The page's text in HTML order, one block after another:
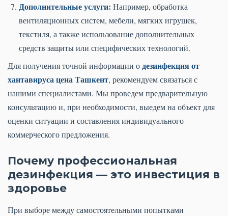
Дополнительные услуги: Например, обработка
вентиляционных систем, мебели, мягких игрушек,
текстиля, а также использование дополнительных
средств защиты или специфических технологий.
Для получения точной информации одезинфекция от
хантавируса цена Ташкент, рекомендуем связаться с
нашими специалистами. Мы проведем предварительную
консультацию и, при необходимости, выедем на объект для
оценки ситуации и составления индивидуального
коммерческого предложения.
Почему профессиональная
дезинфекция — это инвестиция в
здоровье
При выборе между самостоятельными попытками